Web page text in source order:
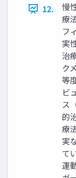
12.
慢
療
フ
実
治
ク
等
ビ
ス
的
療
実
て
運